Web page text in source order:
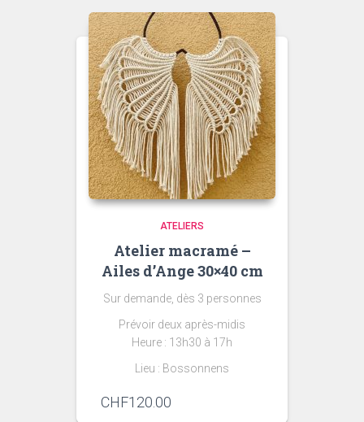
ATELIERS
Atelier macramé –
Ailes d’Ange 30×40 cm
Sur demande, dès 3 personnes
Prévoir deux après-midis
Heure : 13h30 à 17h
Lieu : Bossonnens
CHF120.00